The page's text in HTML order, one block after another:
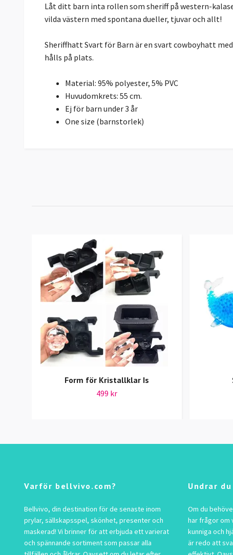
Låt ditt barn inta rollen som sheriff på western-
vilda västern med spontana dueller, tjuvar och allt!
Sheriffhatt Svart för Barn är en svart cowboyhatt
hålls på plats.
Material: 95% polyester, 5% PVC
Huvudomkrets: 55 cm.
Ej för barn under 3 år
One size (barnstorlek)
Form för Kristallklar Is
499 kr
Varför bellvivo.com?
Bellvivo, din destination för de senaste inom
prylar, sällskapsspel, skönhet, presenter och
maskerad! Vi brinner för att erbjuda ett varierat
och spännande sortiment som passar alla
Undrar
Om du
har frågor om
kunniga och
är redo att